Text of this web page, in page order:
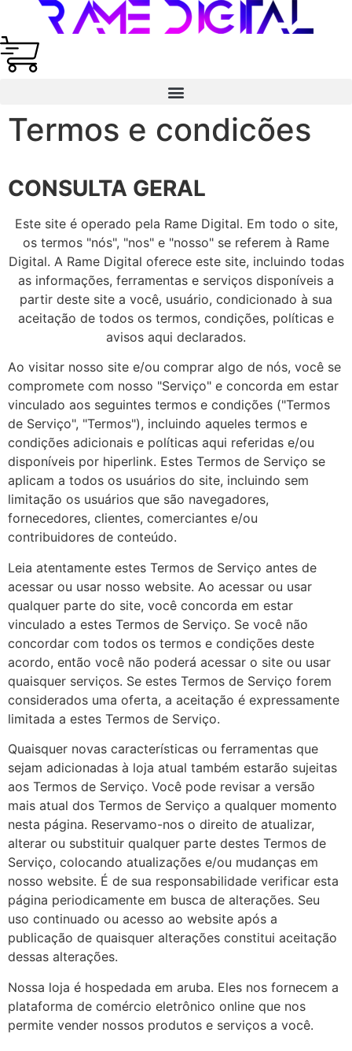
Termos e condicões
CONSULTA GERAL
Este site é operado pela Rame Digital. Em todo o site,
os termos "nós", "nos" e "nosso" se referem à Rame
Digital. A Rame Digital oferece este site, incluindo todas
as informações, ferramentas e serviços disponíveis a
partir deste site a você, usuário, condicionado à sua
aceitação de todos os termos, condições, políticas e
avisos aqui declarados.
Ao visitar nosso site e/ou comprar algo de nós, você se
compromete com nosso "Serviço" e concorda em estar
vinculado aos seguintes termos e condições ("Termos
de Serviço", "Termos"), incluindo aqueles termos e
condições adicionais e políticas aqui referidas e/ou
disponíveis por hiperlink. Estes Termos de Serviço se
aplicam a todos os usuários do site, incluindo sem
limitação os usuários que são navegadores,
fornecedores, clientes, comerciantes e/ou
contribuidores de conteúdo.
Leia atentamente estes Termos de Serviço antes de
acessar ou usar nosso website. Ao acessar ou usar
qualquer parte do site, você concorda em estar
vinculado a estes Termos de Serviço. Se você não
concordar com todos os termos e condições deste
acordo, então você não poderá acessar o site ou usar
quaisquer serviços. Se estes Termos de Serviço forem
considerados uma oferta, a aceitação é expressamente
limitada a estes Termos de Serviço.
Quaisquer novas características ou ferramentas que
sejam adicionadas à loja atual também estarão sujeitas
aos Termos de Serviço. Você pode revisar a versão
mais atual dos Termos de Serviço a qualquer momento
nesta página. Reservamo-nos o direito de atualizar,
alterar ou substituir qualquer parte destes Termos de
Serviço, colocando atualizações e/ou mudanças em
nosso website. É de sua responsabilidade verificar esta
página periodicamente em busca de alterações. Seu
uso continuado ou acesso ao website após a
publicação de quaisquer alterações constitui aceitação
dessas alterações.
Nossa loja é hospedada em aruba. Eles nos fornecem a
plataforma de comércio eletrônico online que nos
permite vender nossos produtos e serviços a você.